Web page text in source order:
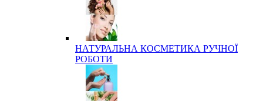
НАТУРАЛЬНА КОСМЕТИКА РУЧНОЇ
РОБОТИ